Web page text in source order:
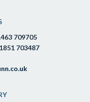
709705
703487